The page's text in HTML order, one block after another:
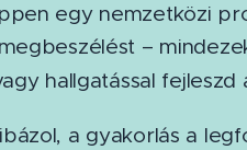
egy nemzetközi
–
hallgatással
a gyakorlás a